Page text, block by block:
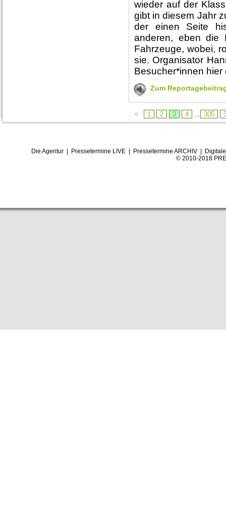
wieder auf der
gibt in diesem Jahr
der einen Seite
anderen, eben die
Fahrzeuge, wobei,
sie. Organisator
Besucher*innen
Zum
< 1 2 3 4 ... 305
Die Agentur| Pressetermine LIVE| Pressetermine ARCHIV|
© 2010-2018